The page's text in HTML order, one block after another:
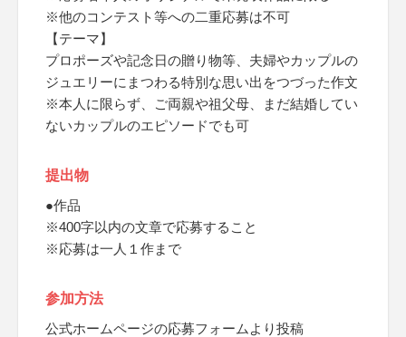
※他のコンテスト等への二重応募は不可
【テーマ】
プロポーズや記念日の贈り物等、夫婦やカップルの
ジュエリーにまつわる特別な思い出をつづった作文
※本人に限らず、ご両親や祖父母、まだ結婚してい
ないカップルのエピソードでも可
提出物
●作品
※400字以内の文章で応募すること
※応募は一人１作まで
参加方法
公式ホームページの応募フォームより投稿